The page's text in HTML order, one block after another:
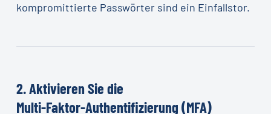
kompromittierte Passwörter sind ein Einfallstor.
2.AktivierenSie die
Multi-Faktor-Authentifizierung (MFA)